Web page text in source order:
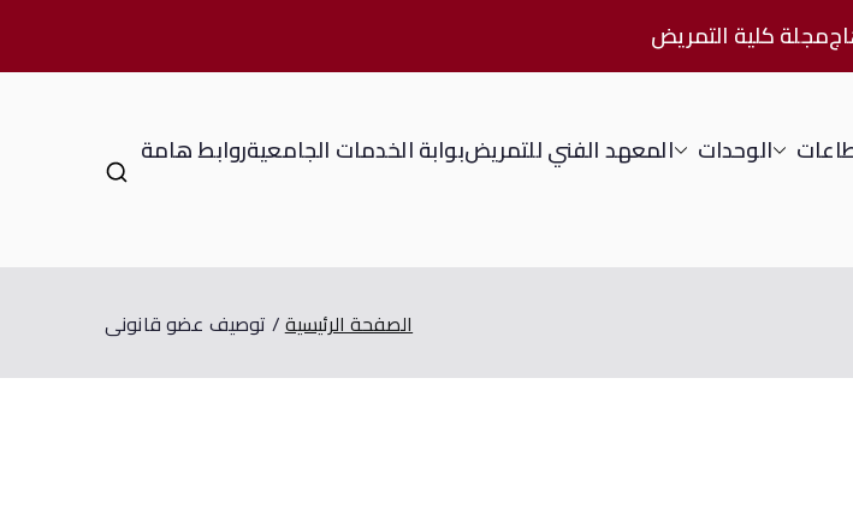
مجلة كلية التمريض
الوحدات المعهد الفني للتمريضبوابة الخدمات الجامعيةروابط هامة
الصفحة الرئيسية توصيف عضو قانونى